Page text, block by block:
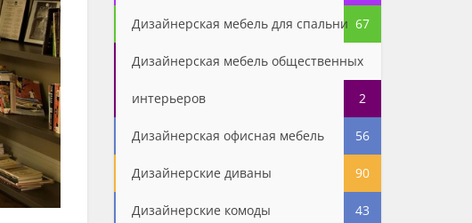
Дизайнерская мебель для спальни 67
Дизайнерская мебель общественных
интерьеров 2
Дизайнерская офисная мебель 56
Дизайнерские диваны 90
Дизайнерские комоды 43